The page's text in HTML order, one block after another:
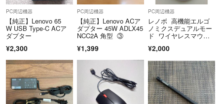
PC周辺機器
【純正】Lenovo 65
W USB Type-C ACア
ダプター
¥2,300
PC周辺機器
【純正】Lenovo ACア
ダプター 45W ADLX45
NCC2A 角型 ③
¥1,399
PC周辺機器
レノボ 高機能エルゴ
ノミクスデュアルモー
ド ワイヤレスマウ
¥2,000